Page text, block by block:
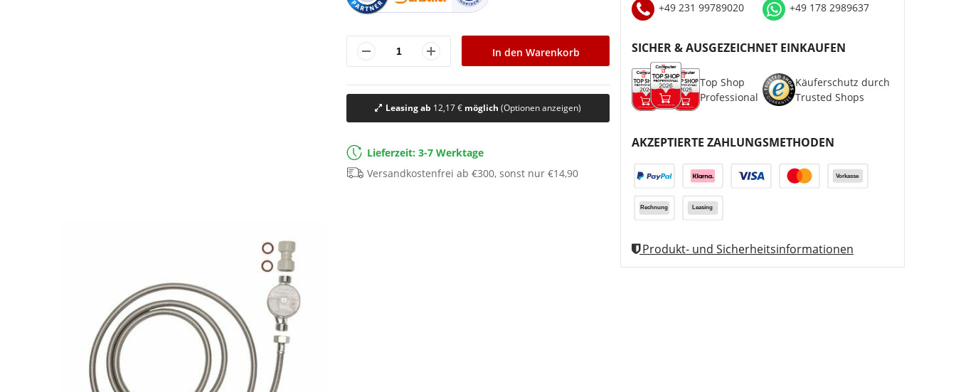
In den Warenkorb
Leasing ab 12,17 € möglich (Optionen anzeigen)
Lieferzeit: 3-7 Werktage
Versandkostenfrei ab €300, sonst nur €14,90
+49 231 99789020 +49 178 2989637
SICHER & AUSGEZEICHNET EINKAUFEN
Top Shop
Professional
Käuferschutz durch
Trusted Shops
AKZEPTIERTE ZAHLUNGSMETHODEN
Produkt- und Sicherheitsinformationen